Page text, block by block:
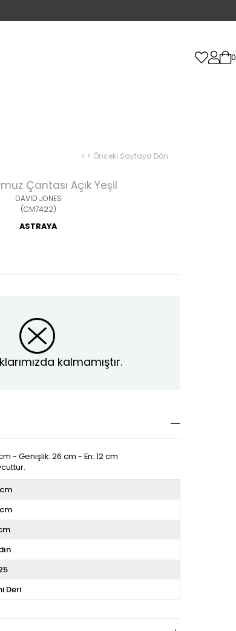
0
< < Önceki Sayfaya Dön
Çantası Açık Yeşil
DAVID JONES
(CM7422)
ASTRAYA
kalmamıştır.
- Genişlik: 26 cm - En: 12 cm
Deri